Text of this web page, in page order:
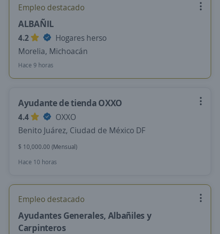
Empleo destacado
ALBAÑIL
4.2
Hogares herso
Morelia, Michoacán
Hace 9 horas
Ayudante de tienda OXXO
4.4
OXXO
Benito Juárez, Ciudad de México DF
$ 10,000.00 (Mensual)
Hace 10 horas
Empleo destacado
Ayudantes Generales, Albañiles y
Carpinteros